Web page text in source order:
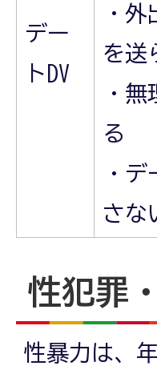
デー
トDV
・
を送
・
る
・
さな
性犯罪
性暴力は、